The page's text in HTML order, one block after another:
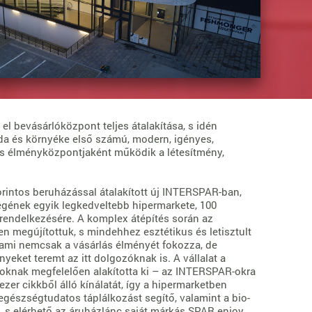
bevásárlóközpont teljes átalakítása, s idén
és környéke első számú, modern, igényes,
élményközpontjaként működik a létesítmény,
beruházással átalakított új INTERSPAR-ban,
egyik legkedveltebb hipermarkete, 100
A komplex átépítés során az
megújítottuk, s mindehhez esztétikus és letisztult
nemcsak a vásárlás élményét fokozza, de
teremt az itt dolgozóknak is. A vállalat a
megfelelően alakította ki – az INTERSPAR-okra
cikkből álló kínálatát, így a hipermarketben
táplálkozást segítő, valamint a bio-